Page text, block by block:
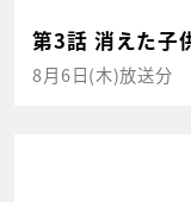
第3話 消えた子
8月6日(木)放送分